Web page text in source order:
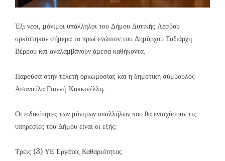
Έξι νέοι, μόνιμοι υπάλληλοι του Δήμου Δυτικής Λέσβου
ορκίστηκαν σήμερα το πρωί ενώπιον του Δημάρχου Ταξιάρχη
Βέρρου και αναλαμβάνουν άμεσα καθήκοντα.
Παρούσα στην τελετή ορκωμοσίας και η δημοτική σύμβουλος
Ασανούλα Γιαννή-Κοκκινέλλη.
Οι ειδικότητες των μόνιμων υπαλλήλων που θα ενισχύσουν τις
υπηρεσίες του Δήμου είναι οι εξής:
Τρεις (3) ΥΕ Εργάτες Καθαριότητας